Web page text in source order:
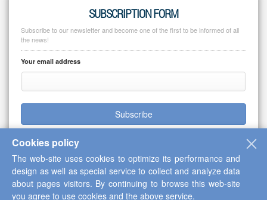
SUBSCRIPTION FORM
Subscribe to our newsletter and become one of the first to be informed of all
the news!
Your email address
Subscribe
Copyright © 2013-2026 Scientific Cooperation Center "Interactive Plus"
Cookies policy
The web-site uses cookies to optimize its performance and
design as well as special service to collect and analyze data
about pages visitors. By continuing to browse this web-site
you agree to use cookies and the above service.